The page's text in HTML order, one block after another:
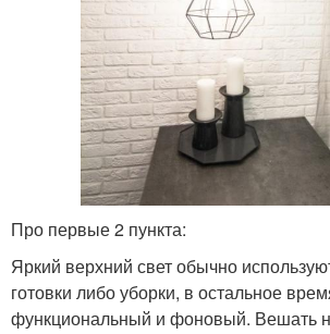
Про первые 2 пункта:
Яркий верхний свет обычно
готовки либо уборки, в остальное
функциональный и фоновый. Вешать